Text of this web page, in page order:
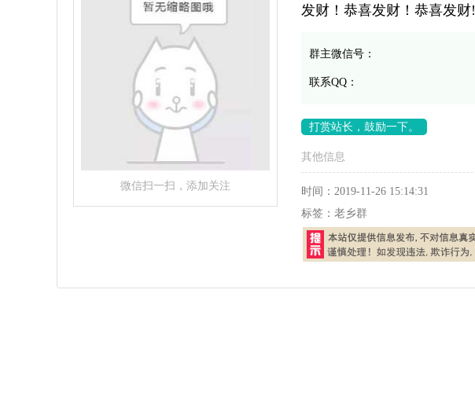
微信扫一扫，添加关注
发财！恭喜发财！恭喜发财!
群主微信号：
联系QQ：
打赏站长，鼓励一下。
其他信息
时间： 2019-11-26 15:14:31
标签： 老乡群